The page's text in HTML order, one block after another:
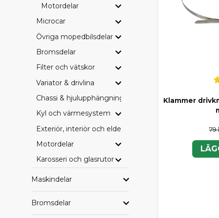
Motordelar
Microcar
Övriga mopedbilsdelar
Bromsdelar
Filter och vätskor
Variator & drivlina
Chassi & hjulupphängning
Kyl och värmesystem
Exteriör, interiör och eldetaljer
Motordelar
Karosseri och glasrutor
Maskindelar
Bromsdelar
Filter (olja,
Hjullager
Övriga
Perfekt för
SCP,
Hos oss är
budget
SCP –
Vi tycker
Klammer
79